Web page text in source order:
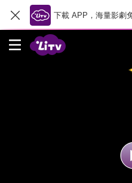
下載 APP，海量影劇